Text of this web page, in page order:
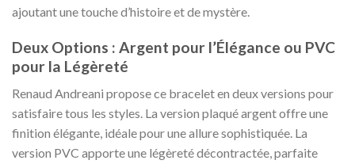
ajoutant une touche d’histoire et de mystère.
Deux Options : Argent pour l’Élégance ou PVC
pour la Légèreté
Renaud Andreani propose ce bracelet en deux versions pour
satisfaire tous les styles. La version plaqué argent offre une
finition élégante, idéale pour une allure sophistiquée. La
version PVC apporte une légèreté décontractée, parfaite